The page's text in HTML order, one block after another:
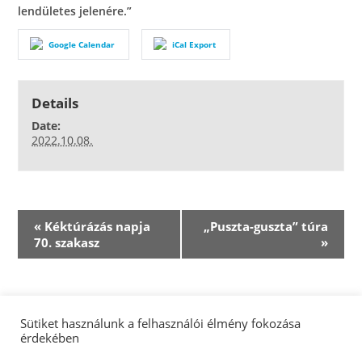
lendületes jelenére.”
Google Calendar iCal Export
Details
Date:
2022.10.08.
e
N
a
« Kéktúrázás napja
70. szakasz
„Puszta-guszta” túra
»
Sütiket használunk a felhasználói élmény fokozása
érdekében